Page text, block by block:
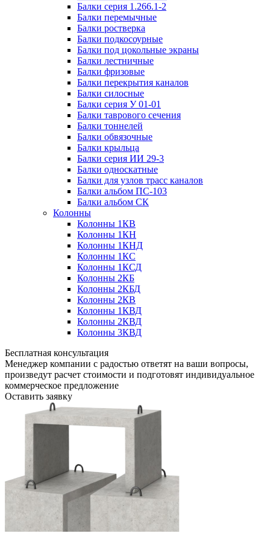
Балки серия 1.266.1-2
Балки перемычные
Балки ростверка
Балки подкосоурные
Балки под цокольные экраны
Балки лестничные
Балки фризовые
Балки перекрытия каналов
Балки силосные
Балки серия У 01-01
Балки таврового сечения
Балки тоннелей
Балки обвязочные
Балки крыльца
Балки серия ИИ 29-3
Балки односкатные
Балки для узлов трасс каналов
Балки альбом ПС-103
Балки альбом СК
Колонны
Колонны 1КВ
Колонны 1КН
Колонны 1КНД
Колонны 1КС
Колонны 1КСД
Колонны 2КБ
Колонны 2КБД
Колонны 2КВ
Колонны 1КВД
Колонны 2КВД
Колонны 3КВД
Бесплатная консультация
Менеджер компании с радостью ответят на ваши вопросы,
произведут расчет стоимости и подготовят индивидуальное
коммерческое предложение
Оставить заявку